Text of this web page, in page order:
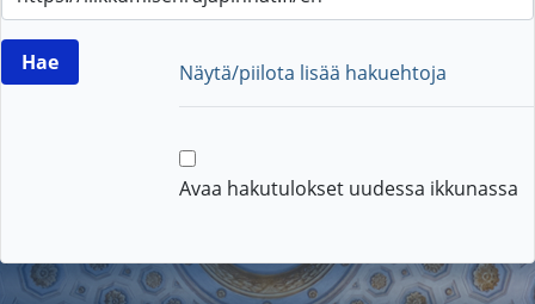
Näytä/piilota lisää hakuehtoja
Avaa hakutulokset uudessa ikkunassa